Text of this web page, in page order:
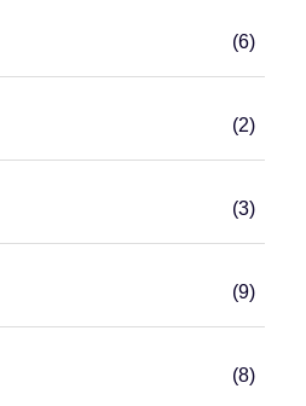
(6)
(2)
(3)
(9)
(8)